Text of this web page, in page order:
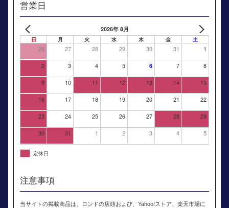
営業日
2026年 8月
日 月 火 水 木 金 土
26 27 28 29 30 31 1
2 3 4 5 6 7 8
9 10 11 12 13 14 15
16 17 18 19 20 21 22
23 24 25 26 27 28 29
30 31 1 2 3 4 5
定休日
注意事項
当サイトの掲載商品は、ロンドの店頭および、Yahoo!ストア、楽天市場に